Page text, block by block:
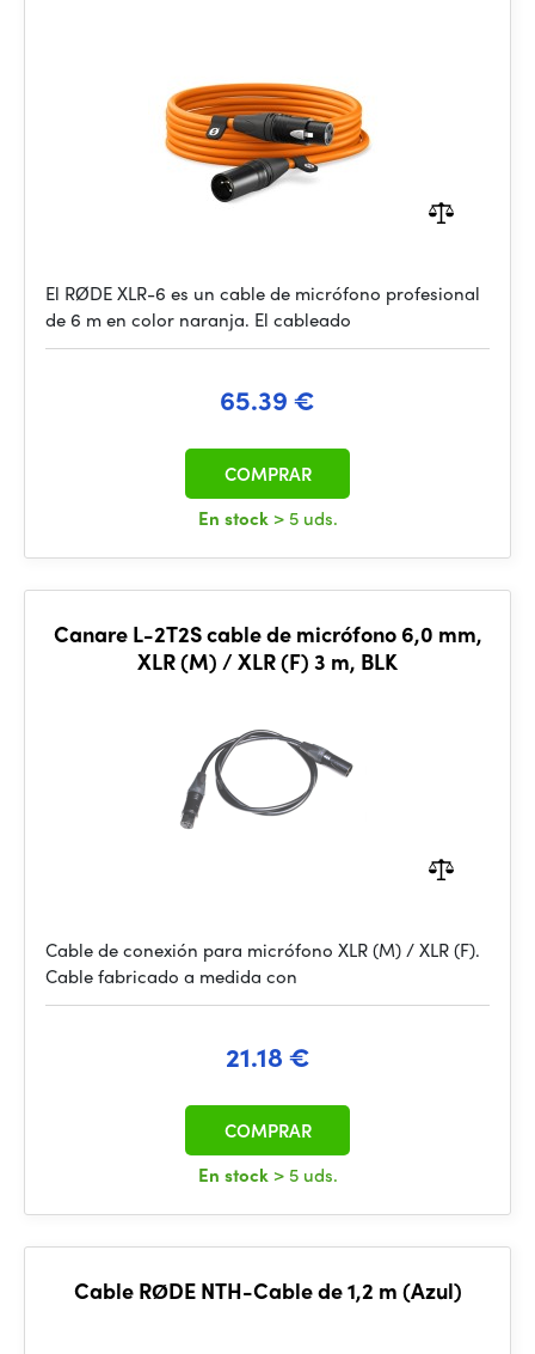
El RØDE XLR-6 es un cable de micrófono profesional
de 6 m en color naranja. El cableado
65.39 €
En stock > 5 uds.
COMPRAR
Canare L-2T2S cable de micrófono 6,0 mm,
XLR (M) / XLR (F) 3 m, BLK
Cable de conexión para micrófono XLR (M) / XLR (F).
Cable fabricado a medida con
21.18 €
En stock > 5 uds.
COMPRAR
Cable RØDE NTH-Cable de 1,2 m (Azul)